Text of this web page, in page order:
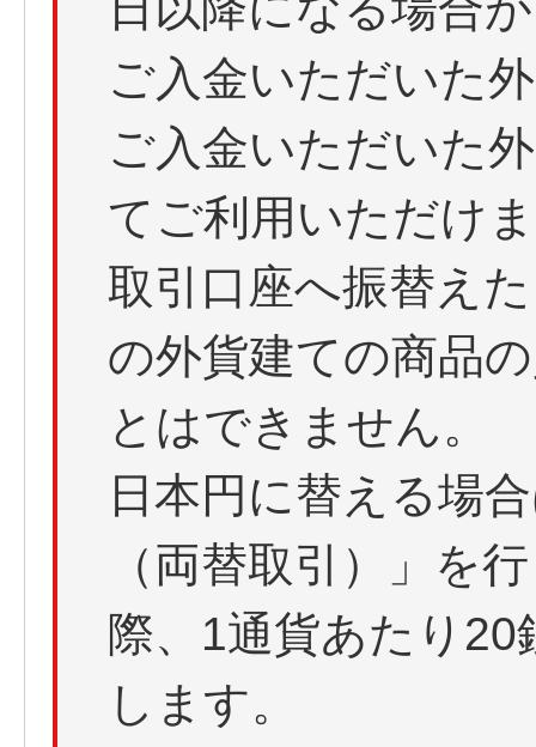
ご入金いただいた
ご入金いただいた
てご利用いただけ
取引口座へ振替え
の外貨建ての商品
とはできません。
日本円に替える場
（両替取引）」を
際、1通貨あたり
します。